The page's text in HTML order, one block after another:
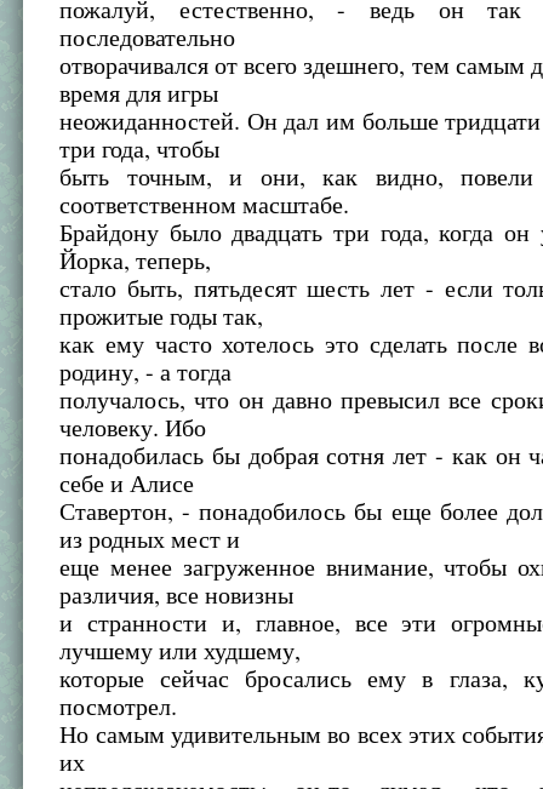
пожалуй, естественно, - ведь он
последовательно
отворачивался от всего здешнего, тем самым
время для игры
неожиданностей. Он дал им больше тридцати
три года, чтобы
быть точным, и они, как видно,
соответственном масштабе.
Брайдону было двадцать три года, когда
Йорка, теперь,
стало быть, пятьдесят шесть лет - если
прожитые годы так,
как ему часто хотелось это сделать после
родину, - а тогда
получалось, что он давно превысил все
человеку. Ибо
понадобилась бы добрая сотня лет - как он
себе и Алисе
Ставертон, - понадобилось бы еще более
из родных мест и
еще менее загруженное внимание, чтобы
различия, все новизны
и странности и, главное, все эти
лучшему или худшему,
которые сейчас бросались ему в глаза,
посмотрел.
Но самым удивительным во всех этих
их